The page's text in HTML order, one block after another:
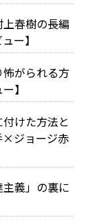
春樹の長編
ー】
がられる方
】
けた方法と
×ジョージ赤
義」の裏に